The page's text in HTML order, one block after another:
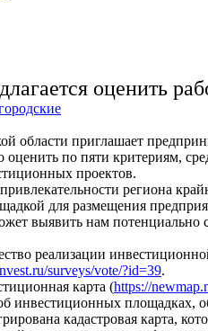
оценить
области приглашает
по пяти критериям,
проектов.
региона
для размещения
выявить нам
реализации
surveys/vote/?id=39.
карта (https://
инвестиционных
кадастровая карта,